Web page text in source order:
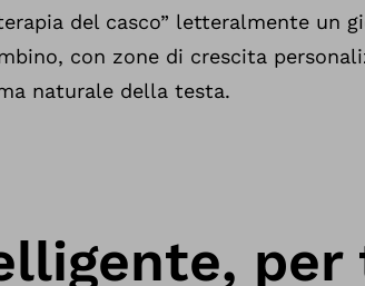
del casco” letteralmente un
con zone di crescita
naturale della testa.
per